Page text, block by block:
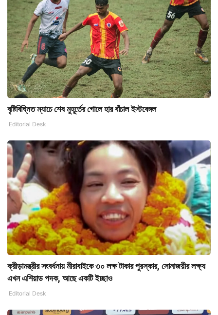
বৃষ্টিবিঘ্নিত ম্যাচে শেষ মুহূর্তের গোলে হার বাঁচাল ইস্টবেঙ্গল
Editorial Desk
ক্রীড়ামন্ত্রীর সংবর্ধনায় মীরাবাইকে ৩০ লক্ষ টাকার পুরস্কার, সোনাজয়ীর লক্ষ্য
এখন এশিয়াড পদক, আছে একটি ইচ্ছাও
Editorial Desk